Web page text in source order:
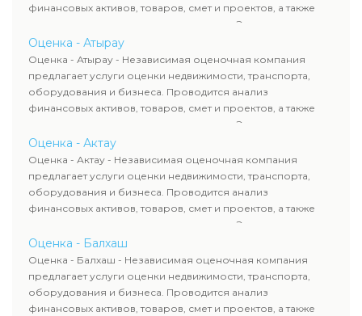
финансовых активов, товаров, смет и проектов, а также
оценка животных и недропользования. Эксперты
определяют рыночную стоимость имущества и
рассчитывают ущерб. Все отчеты соответствуют
требованиям законодательства и используются для
сделок, кредитования и судебных процессов.
Оценка - Атырау
Оценка - Атырау - Независимая оценочная компания
предлагает услуги оценки недвижимости, транспорта,
оборудования и бизнеса. Проводится анализ
финансовых активов, товаров, смет и проектов, а также
оценка животных и недропользования. Эксперты
определяют рыночную стоимость имущества и
рассчитывают ущерб. Все отчеты соответствуют
требованиям законодательства и используются для
сделок, кредитования и судебных процессов.
Оценка - Актау
Оценка - Актау - Независимая оценочная компания
предлагает услуги оценки недвижимости, транспорта,
оборудования и бизнеса. Проводится анализ
финансовых активов, товаров, смет и проектов, а также
оценка животных и недропользования. Эксперты
определяют рыночную стоимость имущества и
рассчитывают ущерб. Все отчеты соответствуют
требованиям законодательства и используются для
сделок, кредитования и судебных процессов.
Оценка - Балхаш
Оценка - Балхаш - Независимая оценочная компания
предлагает услуги оценки недвижимости, транспорта,
оборудования и бизнеса. Проводится анализ
финансовых активов, товаров, смет и проектов, а также